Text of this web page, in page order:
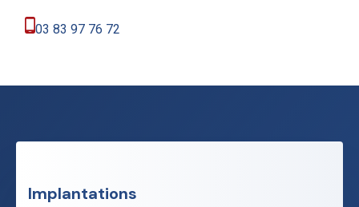
03 83 97 76 72
Implantations